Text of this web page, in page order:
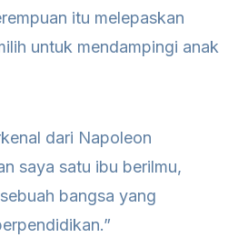
itu melepaskan
untuk mendampingi anak
dari Napoleon
saya satu ibu berilmu,
bangsa yang